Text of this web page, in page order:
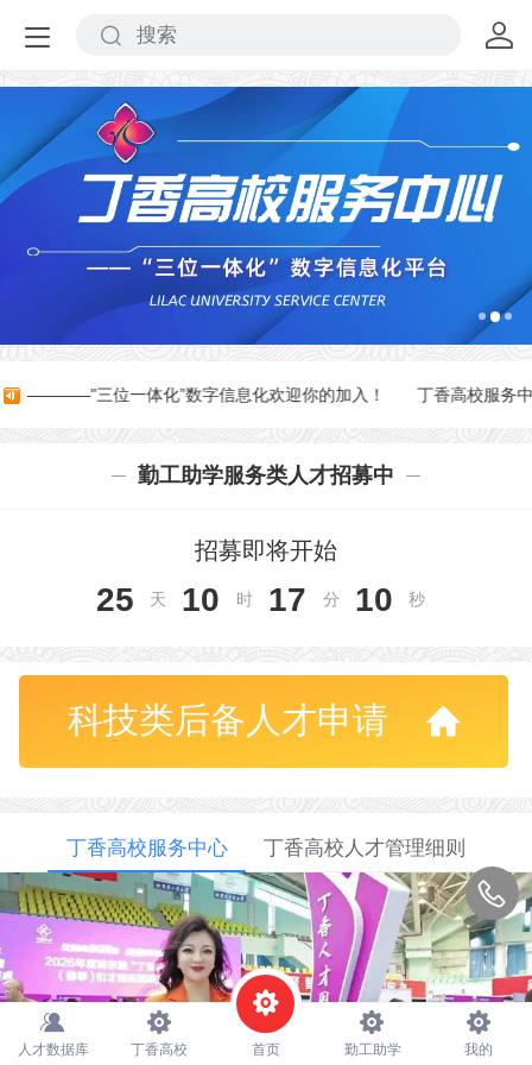
-————"三位一体化”数字信息化欢迎你的加入！ 丁香高校服务
勤工助学服务类人才招募中
招募即将开始
25 天 10 时 17 分 10 秒
科技类后备人才申请
丁香高校服务中心 丁香高校人才管理细则
人才数据库 丁香高校 首页 勤工助学 我的